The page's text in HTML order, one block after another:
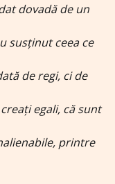
dovadă de un
susținut ceea ce
de regi, ci de
egali, că sunt
printre